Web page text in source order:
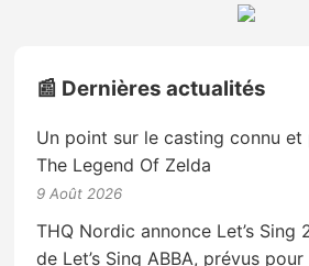
📰 Dernières actualités
Un point sur le casting connu
The Legend Of Zelda
9 Août 2026
THQ Nordic annonce Let’s
de Let’s Sing ABBA, prévus